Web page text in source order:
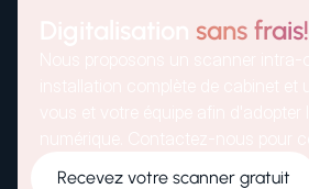
sans frais!
Recevez votre scanner gratuit